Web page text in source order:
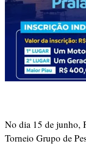
No dia 15 de junho,
Torneio Grupo de